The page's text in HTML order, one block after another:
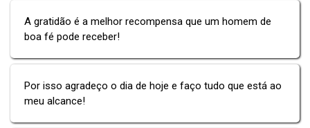
A gratidão é a melhor recompensa que um homem de
boa fé pode receber!
Por isso agradeço o dia de hoje e faço tudo que está ao
meu alcance!